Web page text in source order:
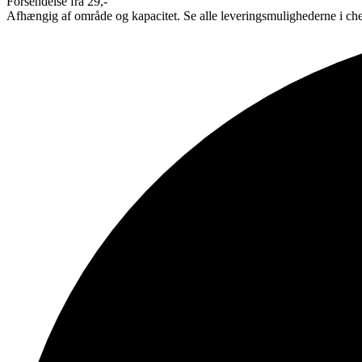
Afhængig af område og kapacitet. Se alle leveringsmulighederne i